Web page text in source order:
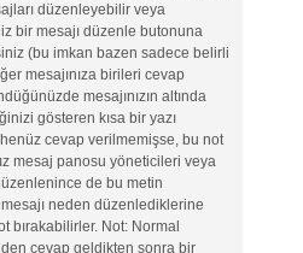
düzenleyebilir veya
bir mesajı düzenle butonuna
(bu imkan bazen sadece belirli
mesajınıza birileri cevap
mesajınızın altında
gösteren kısa bir yazı
cevap verilmemişse, bu not
mesaj panosu yöneticileri veya
de bu metin
neden düzenlediklerine
bırakabilirler. Not: Normal
cevap geldikten sonra bir